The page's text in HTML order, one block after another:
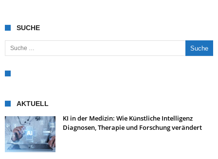
SUCHE
Suche nach:
AKTUELL
KI in der Medizin: Wie Künstliche Intelligenz
Diagnosen, Therapie und Forschung verändert